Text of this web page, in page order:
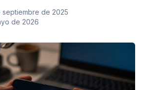
septiembre de 2025·
de 2026